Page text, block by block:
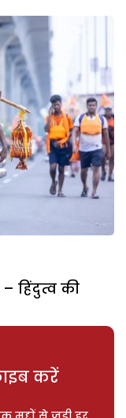
हिंदुत्व की
करें